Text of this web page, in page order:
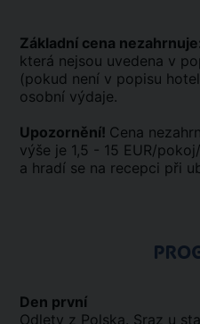
Základní cena nezahrnuje:
která nejsou uvedena v
(pokud není v popisu
osobní výdaje.
Upozornění! Cena
výše je 1,5 - 15 EUR/
a hradí se na recepci při
Den první
Odlety z Polska. Sraz u